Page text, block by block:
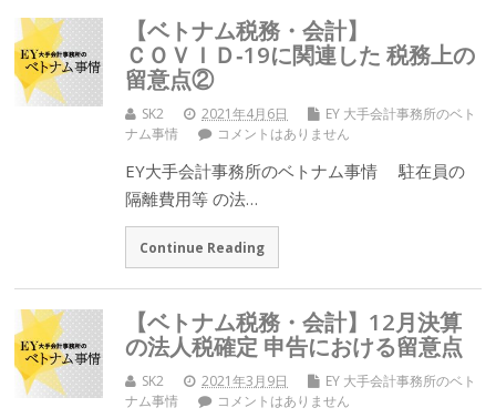
【ベトナム税務・会計】
ＣＯＶＩＤ‐19に関連した 税務上の
留意点②
SK2 2021年4月6日
EY 大手会計事務所のベト
ナム事情
コメントはありません
EY大手会計事務所のベトナム事情 駐在員の
隔離費用等 の法…
Continue Reading
【ベトナム税務・会計】12月決算
の法人税確定 申告における留意点
SK2 2021年3月9日
EY 大手会計事務所のベト
ナム事情
コメントはありません